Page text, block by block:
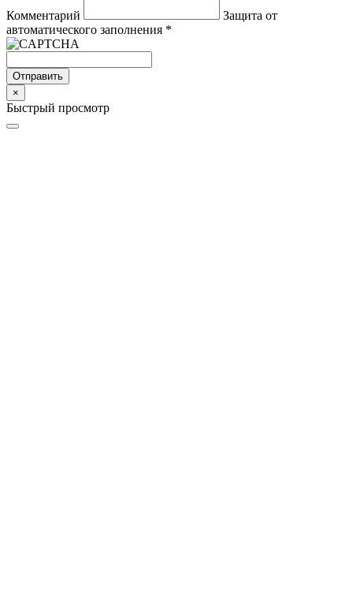
Комментарий
Защита от
автоматического заполнения *
Отправить
×
Быстрый просмотр